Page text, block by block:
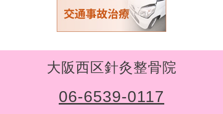
大阪西区針灸整骨院
06-6539-0117